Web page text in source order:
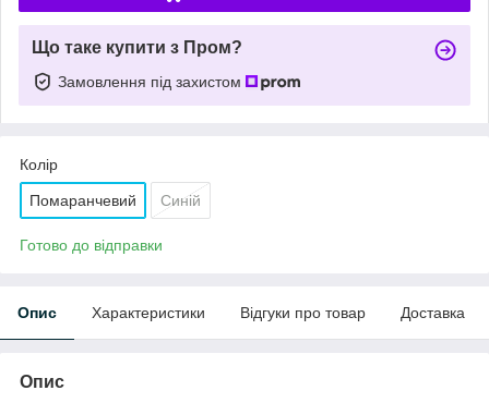
Що таке купити з Пром?
Замовлення під захистом
Колір
Помаранчевий Синій
Готово до відправки
Опис Характеристики Відгуки про товар Доставка
Опис